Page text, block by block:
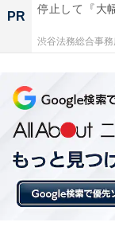
ツリーのライトアッ
ワーナー ブラザ
様に！ メインロ
ーが出現し、ス
ほか、敷地内の
PR
停止して『大
渋谷法務総合事